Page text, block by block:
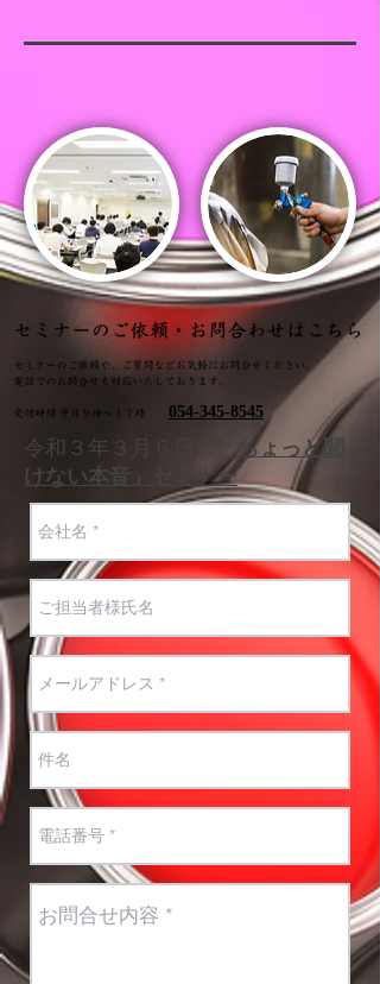
054-345-8545
令和３年３月６日
「ちょっと聞
けない本音」セミナー